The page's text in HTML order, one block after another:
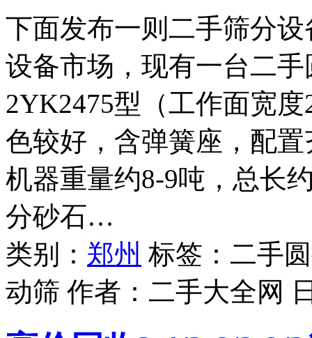
下面发布一则二手筛分
设备市场，现有一台二
2YK2475型（工作面宽
色较好，含弹簧座，配
机器重量约8-9吨，总长
分砂石…
类别： 郑州 标签：二手
动筛 作者： 二手大全网